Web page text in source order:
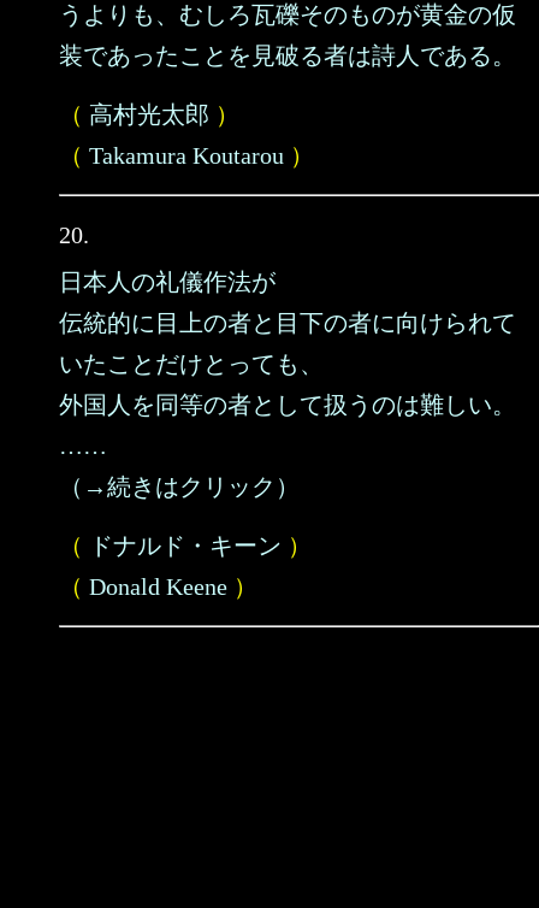
うよりも、むしろ瓦礫そのものが黄金の仮
装であったことを見破る者は詩人である。
（ 高村光太郎 ）
（ Takamura Koutarou ）
20.
日本人の礼儀作法が
伝統的に目上の者と目下の者に向けられて
いたことだけとっても、
外国人を同等の者として扱うのは難しい。
……
（→続きはクリック）
（ ドナルド・キーン ）
（ Donald Keene ）